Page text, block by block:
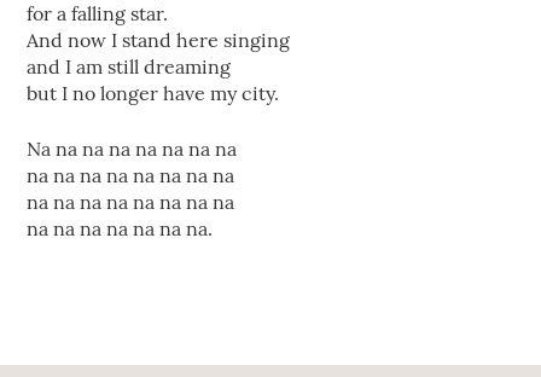
for a falling star.
And now I stand here singing
and I am still dreaming
but I no longer have my city.
Na na na na na na na na
na na na na na na na na
na na na na na na na na
na na na na na na na.